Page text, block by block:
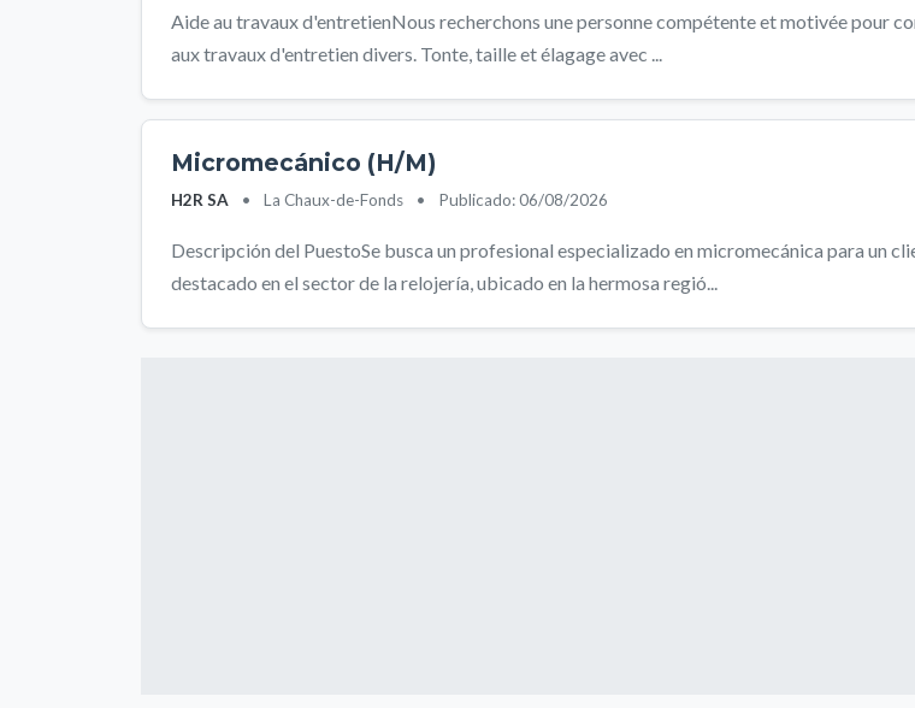
Aide au travaux d'entretienNous recherchons une personne compétente et motivée pour
aux travaux d'entretien divers. Tonte, taille et élagage avec ...
Micromecánico (H/M)
H2R SA • La Chaux-de-Fonds • Publicado: 06/08/2026
Descripción del PuestoSe busca un profesional especializado en micromecánica para un
destacado en el sector de la relojería, ubicado en la hermosa regió...